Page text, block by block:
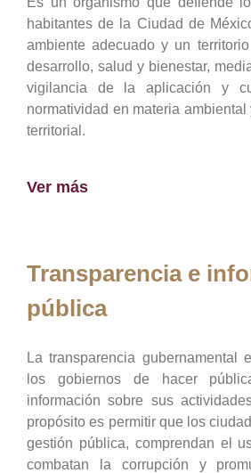
habitantes de la Ciudad de
ambiente adecuado y un
desarrollo, salud y bienestar,
vigilancia de la aplicación y
normatividad en materia
territorial.
Ver más
Transparencia e
pública
La transparencia gubernamental
los gobiernos de hacer
información sobre sus
propósito es permitir que los
gestión pública, comprendan el
combatan la corrupción y